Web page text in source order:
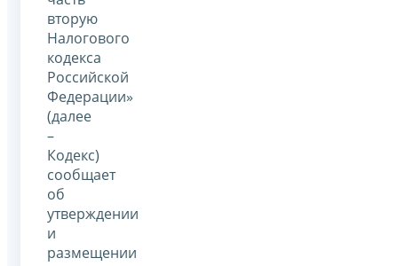
вторую
Налогового
кодекса
Российской
Федерации»
(далее
–
Кодекс)
сообщает
об
утверждении
и
размещении